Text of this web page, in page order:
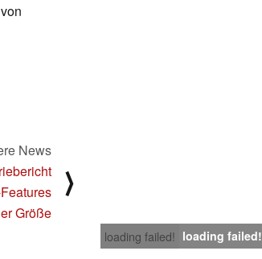
News
Größe
⟩
loading failed! loading failed!